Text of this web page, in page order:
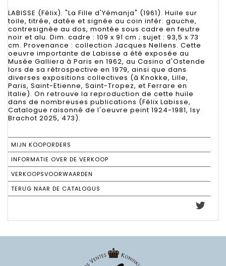
LABISSE (Félix). "La Fille d'Yémanja" (1961). Huile sur
toile, titrée, datée et signée au coin infér. gauche,
contresignée au dos, montée sous cadre en feutre
noir et alu. Dim. cadre : 109 x 91 cm ; sujet : 93,5 x 73
cm. Provenance : collection Jacques Nellens. Cette
oeuvre importante de Labisse a été exposée au
Musée Galliera à Paris en 1962, au Casino d'Ostende
lors de sa rétrospective en 1979, ainsi que dans
diverses expositions collectives (à Knokke, Lille,
Paris, Saint-Etienne, Saint-Tropez, et Ferrare en
Italie). On retrouve la reproduction de cette huile
dans de nombreuses publications (Félix Labisse,
Catalogue raisonné de l'oeuvre peint 1924-1981, Isy
Brachot 2025, 473).
MIJN KOOPORDERS
INFORMATIE OVER DE VERKOOP
VERKOOPSVOORWAARDEN
TERUG NAAR DE CATALOGUS